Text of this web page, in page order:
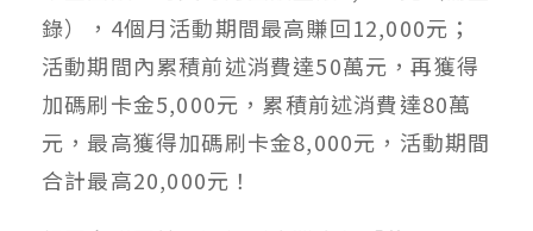
錄），4個月活動期間最高賺回12,000元；
活動期間內累積前述消費達50萬元，再獲得
加碼刷卡金5,000元，累積前述消費達80萬
元，最高獲得加碼刷卡金8,000元，活動期間
合計最高20,000元！